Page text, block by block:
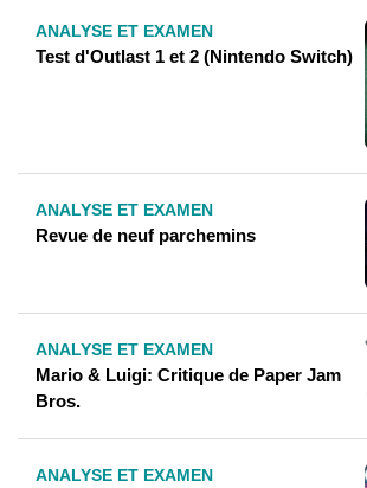
ANALYSE ET EXAMEN
Test d'Outlast 1 et 2 (Nintendo Switch)
ANALYSE ET EXAMEN
Revue de neuf parchemins
ANALYSE ET EXAMEN
Mario & Luigi: Critique de Paper Jam
Bros.
ANALYSE ET EXAMEN